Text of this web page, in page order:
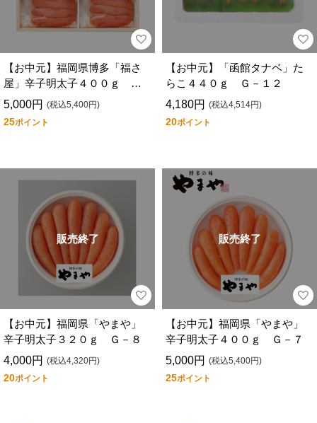
【お中元】福岡県博多「福さ
屋」辛子明太子４００ｇ Ｇ
－１０
5,000円 (税込5,400円)
25ポイント
【お中元】「函館タナベ」た
らこ４４０ｇ Ｇ－１２
4,180円 (税込4,514円)
20ポイント
販売終了
【お中元】福岡県「やまや」
辛子明太子３２０ｇ Ｇ－８
4,000円 (税込4,320円)
20ポイント
販売終了
【お中元】福岡県「やまや」
辛子明太子４００ｇ Ｇ－７
5,000円 (税込5,400円)
25ポイント